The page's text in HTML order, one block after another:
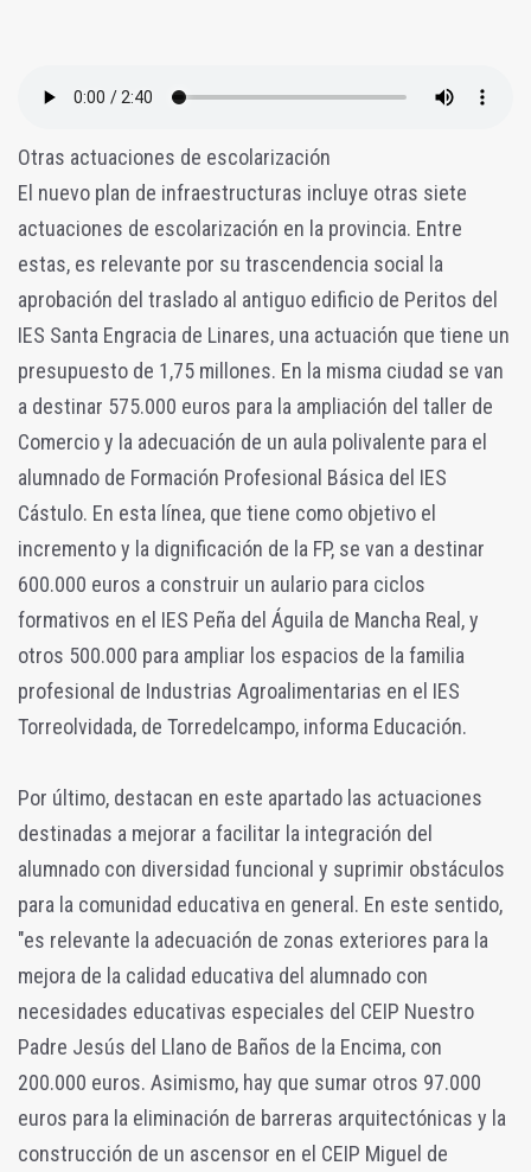
Otras actuaciones de escolarización
El nuevo plan de infraestructuras incluye otras siete
actuaciones de escolarización en la provincia. Entre
estas, es relevante por su trascendencia social la
aprobación del traslado al antiguo edificio de Peritos del
IES Santa Engracia de Linares, una actuación que tiene un
presupuesto de 1,75 millones. En la misma ciudad se van
a destinar 575.000 euros para la ampliación del taller de
Comercio y la adecuación de un aula polivalente para el
alumnado de Formación Profesional Básica del IES
Cástulo. En esta línea, que tiene como objetivo el
incremento y la dignificación de la FP, se van a destinar
600.000 euros a construir un aulario para ciclos
formativos en el IES Peña del Águila de Mancha Real, y
otros 500.000 para ampliar los espacios de la familia
profesional de Industrias Agroalimentarias en el IES
Torreolvidada, de Torredelcampo, informa Educación.
Por último, destacan en este apartado las actuaciones
destinadas a mejorar a facilitar la integración del
alumnado con diversidad funcional y suprimir obstáculos
para la comunidad educativa en general. En este sentido,
"es relevante la adecuación de zonas exteriores para la
mejora de la calidad educativa del alumnado con
necesidades educativas especiales del CEIP Nuestro
Padre Jesús del Llano de Baños de la Encima, con
200.000 euros. Asimismo, hay que sumar otros 97.000
euros para la eliminación de barreras arquitectónicas y la
construcción de un ascensor en el CEIP Miguel de